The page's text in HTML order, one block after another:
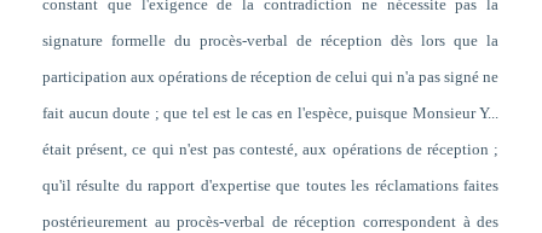
constant que l'exigence de la contradiction ne nécessite pas la
signature formelle du procès-verbal de réception dès lors que la
participation aux opérations de réception de celui qui n'a pas signé ne
fait aucun doute ; que tel est le cas en l'espèce, puisque Monsieur Y...
était présent, ce qui n'est pas contesté, aux opérations de réception ;
qu'il résulte du rapport d'expertise que toutes les réclamations faites
postérieurement au procès-verbal de réception correspondent à des